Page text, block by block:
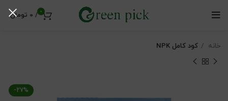
0
/
0 تومان
خانه کود کامل NPK
-27%